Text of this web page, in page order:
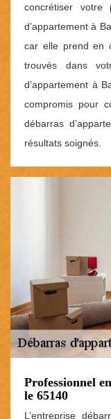
concrétiser votre
d’appartement à
car elle prend en
trouvés dans
d’appartement à
compromis pour
débarras
résultats soignés.
Professionnel
le 65140
L’entreprise